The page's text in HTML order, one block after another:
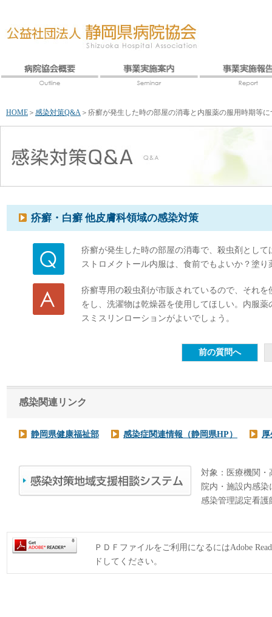
HOME ＞ 感染対策Q&A ＞ 疥癬が発生した時の部屋の消毒と内服薬の服用時期等に
疥癬・白癬 他皮膚科領域の感染対策
疥癬が発生した時の部屋の消毒で、殺虫剤とし
ストロメクトール内服は、食前でもよいか？塗
疥癬専用の殺虫剤が市販されているので、それ
をし、洗濯物は乾燥器を使用してほしい。内服
スミスリンローションがよいでしょう。
感染関連リンク
静岡県健康福祉部 感染症関連情報（静岡県HP）
対象：医療機関・
院内・施設内感
感染管理認定看
ＰＤＦファイルをご利用になるにはAdobe
ドしてください。